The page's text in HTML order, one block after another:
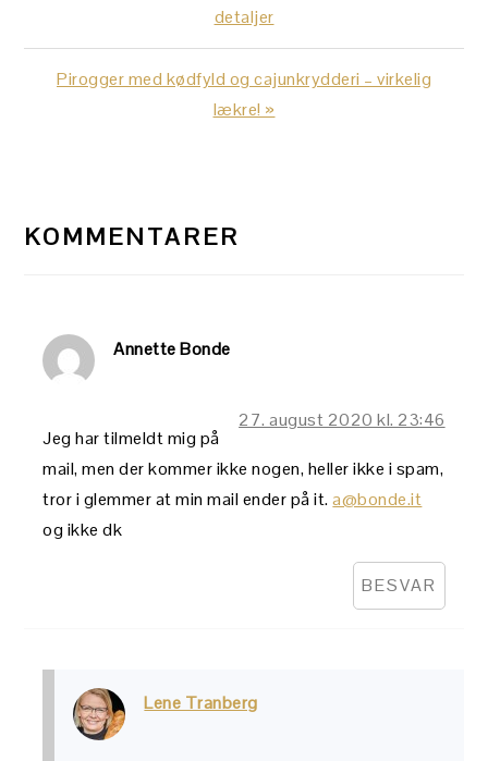
detaljer
Next
Pirogger med kødfyld og cajunkrydderi – virkelig
lækre! »
KOMMENTARER
Annette Bonde
27. august 2020 kl. 23:46
Jeg har tilmeldt mig på
mail, men der kommer ikke nogen, heller ikke i spam,
tror i glemmer at min mail ender på it.a@bonde.it
og ikke dk
BESVAR
Lene Tranberg